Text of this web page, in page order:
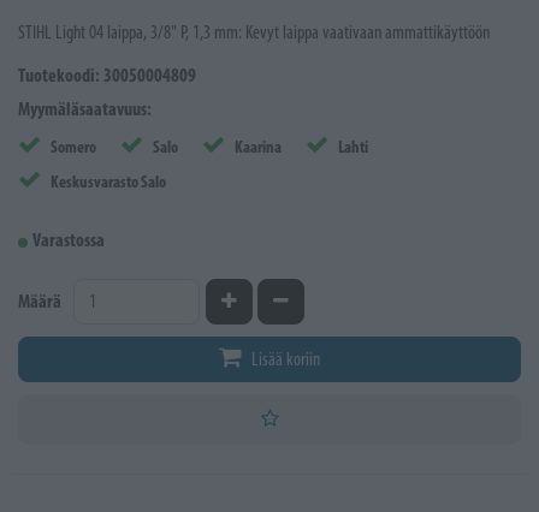
STIHL Light 04 laippa, 3/8" P, 1,3 mm: Kevyt laippa vaativaan ammattikäyttöön
Tuotekoodi: 30050004809
Myymäläsaatavuus:
Somero Salo Kaarina
Lahti
Keskusvarasto Salo
Varastossa
Määrä Kasvata määrääVähennä määrää
Lisää koriin